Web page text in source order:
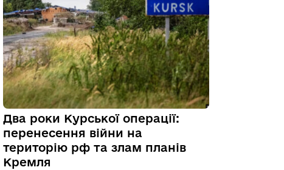
Два роки Курської операції:
перенесення війни на
територію рф та злам планів
Кремля